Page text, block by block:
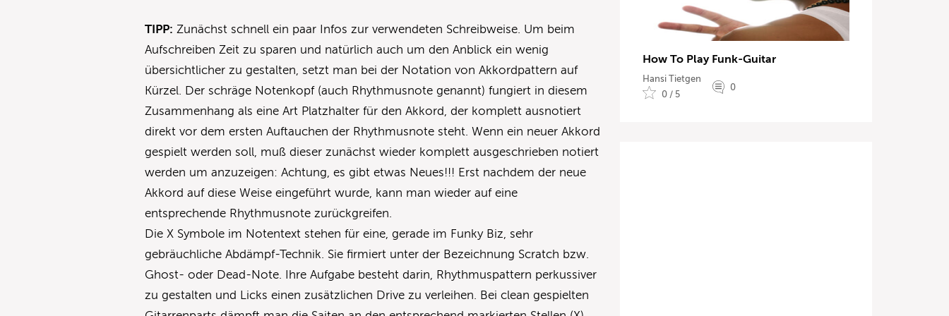
TIPP: Zunächst schnell ein paar Infos zur verwendeten Schreibweise. Um beim
Aufschreiben Zeit zu sparen und natürlich auch um den Anblick ein wenig
übersichtlicher zu gestalten, setzt man bei der Notation von Akkordpattern auf
Kürzel. Der schräge Notenkopf (auch Rhythmusnote genannt) fungiert in diesem
Zusammenhang als eine Art Platzhalter für den Akkord, der komplett ausnotiert
direkt vor dem ersten Auftauchen der Rhythmusnote steht. Wenn ein neuer Akkord
gespielt werden soll, muß dieser zunächst wieder komplett ausgeschrieben notiert
werden um anzuzeigen: Achtung, es gibt etwas Neues!!! Erst nachdem der neue
Akkord auf diese Weise eingeführt wurde, kann man wieder auf eine
entsprechende Rhythmusnote zurückgreifen.
Die X Symbole im Notentext stehen für eine, gerade im Funky Biz, sehr
gebräuchliche Abdämpf-Technik. Sie firmiert unter der Bezeichnung Scratch bzw.
Ghost- oder Dead-Note. Ihre Aufgabe besteht darin, Rhythmuspattern perkussiver
zu gestalten und Licks einen zusätzlichen Drive zu verleihen. Bei clean gespielten
How To Play Funk-Guitar
Hansi Tietgen
0 / 5
0